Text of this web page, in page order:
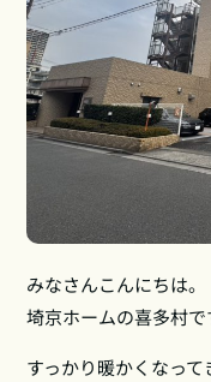
みなさんこんにちは。
埼京ホームの喜多村で
すっかり暖かくなって